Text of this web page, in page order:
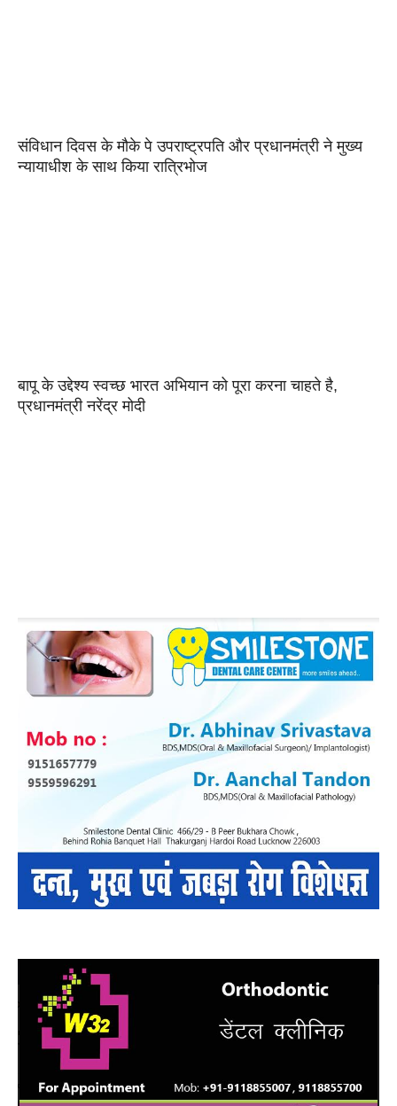
संविधान दिवस के मौके पे उपराष्ट्रपति और प्रधानमंत्री ने मुख्य
न्यायाधीश के साथ किया रात्रिभोज
बापू के उद्देश्य स्वच्छ भारत अभियान को पूरा करना चाहते है,
प्रधानमंत्री नरेंद्र मोदी